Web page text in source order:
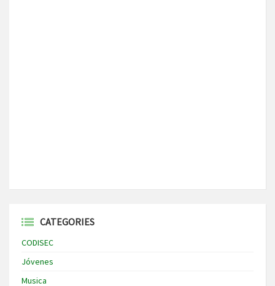
CATEGORIES
CODISEC
Jóvenes
Musica